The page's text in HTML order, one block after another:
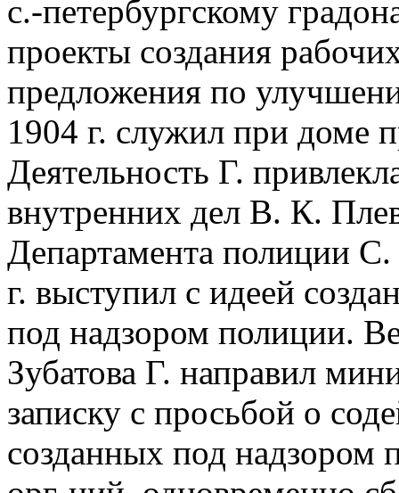
с.-петербургскому
проекты создания
предложения по
1904 г. служил при доме
Деятельность Г.
внутренних дел В. К.
Департамента полиции
г. выступил с идеей
под надзором полиции.
Зубатова Г. направил
записку с просьбой о
созданных под надзором